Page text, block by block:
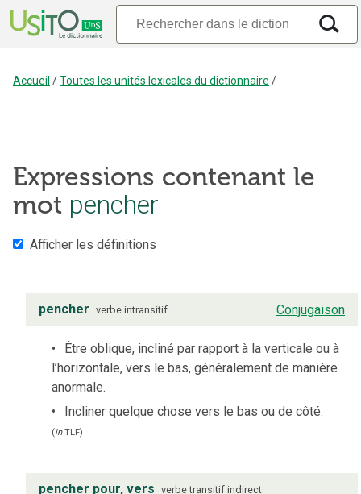
Accueil /Toutes les unités lexicales du dictionnaire /
Expressions contenant le
mot pencher
Afficher les définitions
pencher verbe intransitif Conjugaison
Être oblique, incliné par rapport à la verticale ou à
l’horizontale, vers le bas, généralement de manière
anormale.
Incliner quelque chose vers le bas ou de côté.
(inTLF)
pencher pour, vers verbe transitif indirect